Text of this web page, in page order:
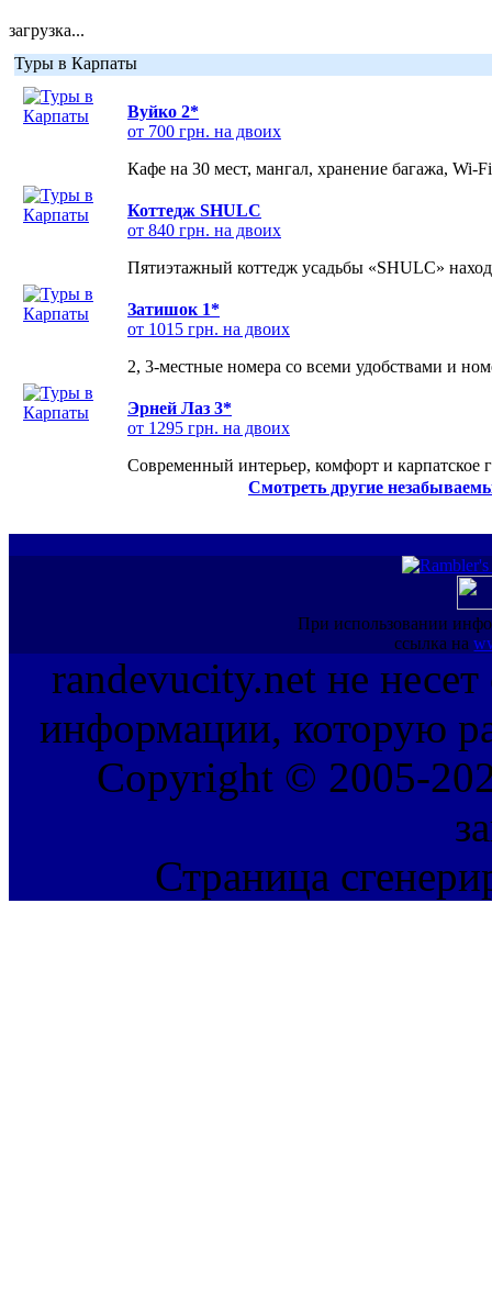
загрузка...
Туры в Карпаты
Вуйко 2*
от 700 грн. на двоих
Кафе на 30 мест, мангал, хранение багажа, Wi-
Коттедж SHULC
от 840 грн. на двоих
Пятиэтажный коттедж усадьбы «SHULC»
Затишок 1*
от 1015 грн. на двоих
2, 3-местные номера со всеми удобствами и
Эрней Лаз 3*
от 1295 грн. на двоих
Современный интерьер, комфорт и карпатское
Смотреть другие
При использовании
ссылка на
randevucity.net не несет
информации, которую
Copyright © 2005-
Страница